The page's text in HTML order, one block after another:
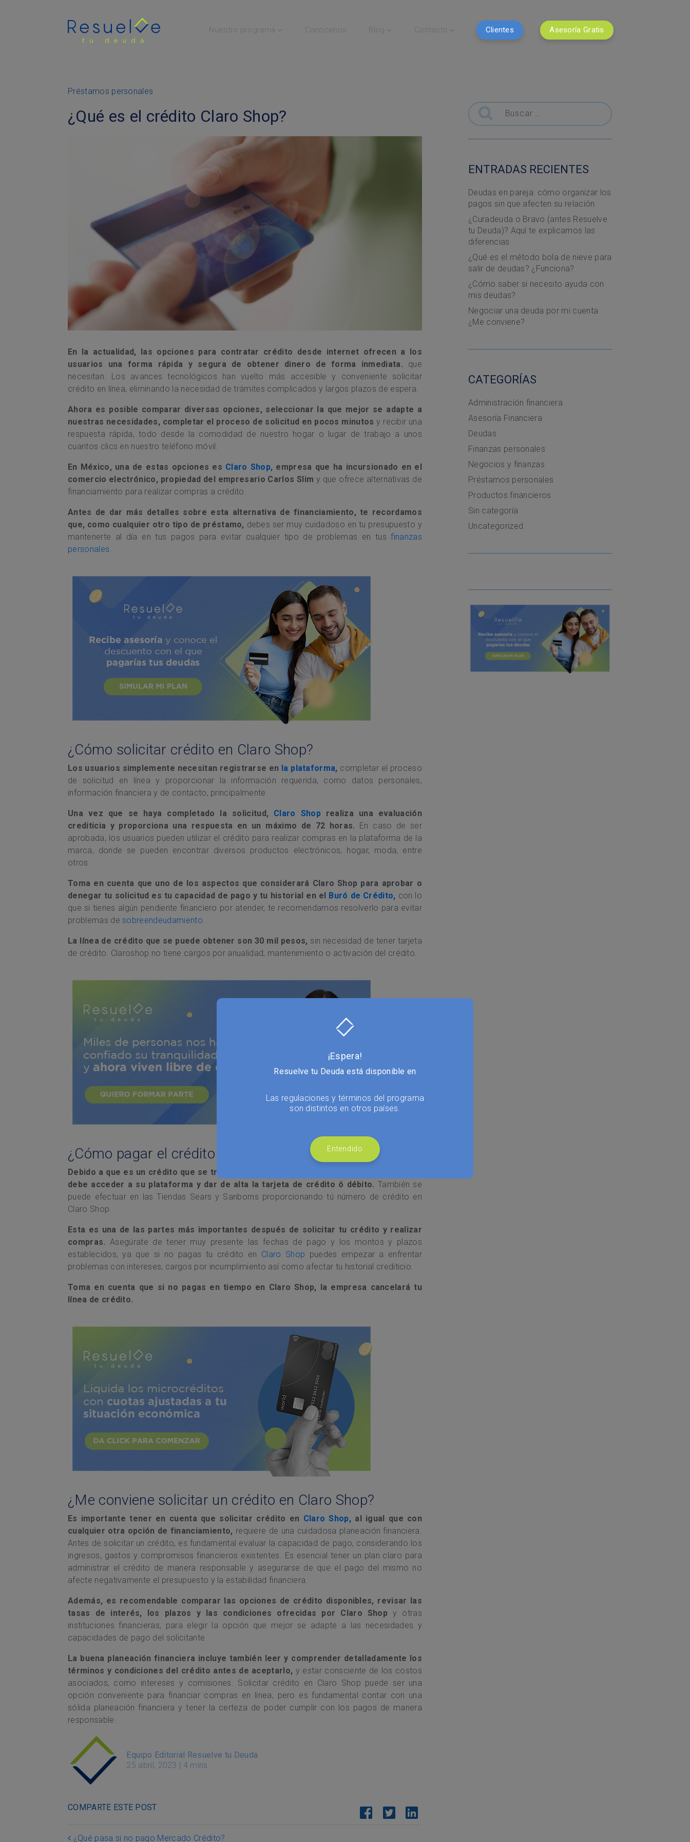
Menú Principal Nuestro programa Conócenos Blog Contacto Clientes Asesoría Gratis
Préstamos personales
¿Qué es el crédito Claro Shop?
En la actualidad, las opciones para contratar crédito desde internet ofrecen a los
usuarios una forma rápida y segura de obtener dinero de forma inmediata. que
necesitan. Los avances tecnológicos han vuelto más accesible y conveniente solicitar
crédito en línea, eliminando la necesidad de trámites complicados y largos plazos de espera.
Ahora es posible comparar diversas opciones, seleccionar la que mejor se adapte a
nuestras necesidades, completar el proceso de solicitud en pocos minutosy recibir una
respuesta rápida, todo desde la comodidad de nuestro hogar o lugar de trabajo a unos
cuantos clics en nuestro teléfono móvil.
En México, una de estas opciones es Claro Shop, empresa que ha incursionado en el
comercio electrónico, propiedad del empresario Carlos Slim y que ofrece alternativas de
financiamiento para realizar compras a crédito.
Antes de dar más detalles sobre esta alternativa de financiamiento, te recordamos
que, como cualquier otro tipo de préstamo, debes ser muy cuidadoso en tu presupuesto y
mantenerte al día en tus pagos para evitar cualquier tipo de problemas en tusfinanzas
personales.
¿Cómo solicitar crédito en Claro Shop?
Los usuarios simplemente necesitan registrarse en la plataforma, completar el proceso
de solicitud en línea y proporcionar la información requerida, como datos personales,
información financiera y de contacto, principalmente.
Una vez que se haya completado la solicitud, Claro Shoprealiza una evaluación
crediticia y proporciona una respuesta en un máximo de 72 horas. En caso de ser
aprobada, los usuarios pueden utilizar el crédito para realizar compras en la plataforma de la
marca, donde se pueden encontrar diversos productos electrónicos, hogar, moda, entre
otros.
Toma en cuenta que uno de los aspectos que considerará Claro Shop para aprobar o
denegar tu solicitud es tu capacidad de pago y tu historial en el Buró de Crédito, con lo
que si tienes algún pendiente financiero por atender, te recomendamos resolverlo para evitar
problemas de sobreendeudamiento
La línea de crédito que se puede obtener son 30 mil pesos, sin necesidad de tener tarjeta
de crédito. Claroshop no tiene cargos por anualidad, mantenimiento o activación del crédito.
¿Cómo pagar el crédito en Claro Shop?
Debido a que es un crédito que se tramita de forma digital, para pagarlo solamente se
debe acceder a su plataforma y dar de alta la tarjeta de crédito ó débito. También se
puede efectuar en las Tiendas Sears y Sanborns proporcionando tú número de crédito en
Claro Shop.
Esta es una de las partes más importantes después de solicitar tu crédito y realizar
compras. Asegúrate de tener muy presente las fechas de pago y los montos y plazos
establecidos, ya que si no pagas tu crédito en Claro Shop puedes empezar a enfrentar
problemas con intereses, cargos por incumplimiento así como afectar tu historial crediticio.
Toma en cuenta que si no pagas en tiempo en Claro Shop, la empresa cancelará tu
línea de crédito.
¿Me conviene solicitar un crédito en Claro Shop?
Es importante tener en cuenta que solicitar crédito en Claro Shop, al igual que con
cualquier otra opción de financiamiento, requiere de una cuidadosa planeación financiera.
Antes de solicitar un crédito, es fundamental evaluar la capacidad de pago, considerando los
ingresos, gastos y compromisos financieros existentes. Es esencial tener un plan claro para
administrar el crédito de manera responsable y asegurarse de que el pago del mismo no
afecte negativamente el presupuesto y la estabilidad financiera.
Además, es recomendable comparar las opciones de crédito disponibles, revisar las
tasas de interés, los plazos y las condiciones ofrecidas por Claro Shop y otras
instituciones financieras, para elegir la opción que mejor se adapte a las necesidades y
capacidades de pago del solicitante.
La buena planeación financiera incluye también leer y comprender detalladamente los
términos y condiciones del crédito antes de aceptarlo, y estar consciente de los costos
asociados, como intereses y comisiones. Solicitar crédito en Claro Shop puede ser una
opción conveniente para financiar compras en línea, pero es fundamental contar con una
sólida planeación financiera y tener la certeza de poder cumplir con los pagos de manera
responsable.
Equipo Editorial Resuelve tu Deuda
25 abril, 2023 | 4 mins
COMPARTE ESTE POST
¿Qué pasa si no pago Mercado Crédito?
Buscar
ENTRADAS RECIENTES
Deudas en pareja: cómo organizar los
pagos sin que afecten su relación
¿Curadeuda o Bravo (antes Resuelve
tu Deuda)? Aquí te explicamos las
diferencias
¿Qué es el método bola de nieve para
salir de deudas? ¿Funciona?
¿Cómo saber si necesito ayuda con
mis deudas?
Negociar una deuda por mi cuenta
¿Me conviene?
CATEGORÍAS
Administración financiera
Asesoría Financiera
Deudas
Finanzas personales
Negocios y finanzas
Préstamos personales
Productos financieros
Sin categoría
Uncategorized
¡Espera!
Resuelve tu Deuda está disponible en
Las regulaciones y términos del programa
son distintos en otros países.
Entendido